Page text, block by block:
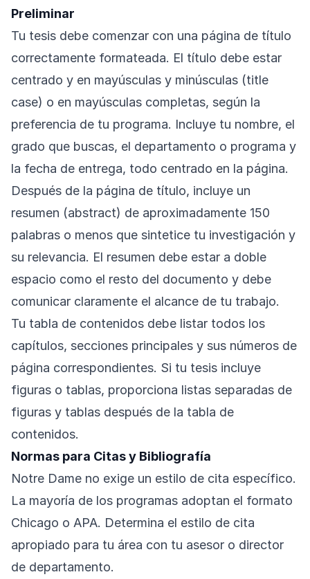
Preliminar
Tu tesis debe comenzar con una página de título
correctamente formateada. El título debe estar
centrado y en mayúsculas y minúsculas (title
case) o en mayúsculas completas, según la
preferencia de tu programa. Incluye tu nombre, el
grado que buscas, el departamento o programa y
la fecha de entrega, todo centrado en la página.
Después de la página de título, incluye un
resumen (abstract) de aproximadamente 150
palabras o menos que sintetice tu investigación y
su relevancia. El resumen debe estar a doble
espacio como el resto del documento y debe
comunicar claramente el alcance de tu trabajo.
Tu tabla de contenidos debe listar todos los
capítulos, secciones principales y sus números de
página correspondientes. Si tu tesis incluye
figuras o tablas, proporciona listas separadas de
figuras y tablas después de la tabla de
contenidos.
Normas para Citas y Bibliografía
Notre Dame no exige un estilo de cita específico.
La mayoría de los programas adoptan el formato
Chicago o APA. Determina el estilo de cita
apropiado para tu área con tu asesor o director
de departamento.